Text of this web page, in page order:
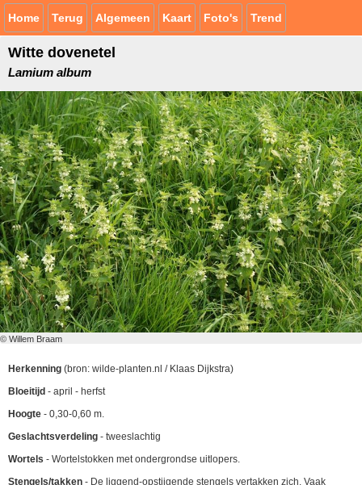
Home Terug Algemeen Kaart Foto's Trend
Witte dovenetel
Lamium album
© Willem Braam
Herkenning (bron: wilde-planten.nl / Klaas Dijkstra)
Bloeitijd - april - herfst
Hoogte - 0,30-0,60 m.
Geslachtsverdeling - tweeslachtig
Wortels - Wortelstokken met ondergrondse uitlopers.
Stengels/takken - De liggend-opstijgende stengels vertakken zich. Vaak